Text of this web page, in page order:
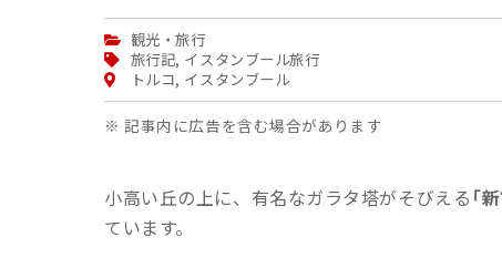
観光・旅行
旅行記, イスタンブール旅行
トルコ, イスタンブール
※ 記事内に広告を含む場合があります
小高い丘の上に、有名なガラタ塔がそびえる 「
ています。